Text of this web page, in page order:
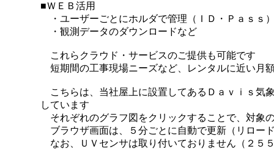
■ＷＥＢ活用
・ユーザーごとにホルダで管理（ＩＤ・Ｐａｓｓ
・観測データのダウンロードなど
これらクラウド・サービスのご提供も可能です
短期間の工事現場ニーズなど、レンタルに近い月
こちらは、当社屋上に設置してあるＤａｖｉｓ気
しています
それぞれのグラフ図をクリックすることで、対象
ブラウザ画面は、５分ごとに自動で更新（リロー
なお、ＵＶセンサは取り付いておりません（２５